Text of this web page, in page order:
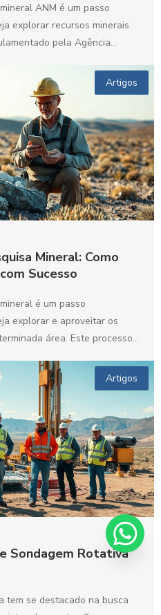
ANM é um passo
explorar recursos minerais
pela Agência
Artigos
Mineral: Como
Sucesso
é um passo
explorar e aproveitar os
área. Este processo
Artigos
Sondagem Rotativa
tem se destacado na busca